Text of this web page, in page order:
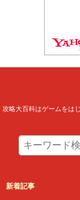
攻略大百科はゲームをは
新着記事